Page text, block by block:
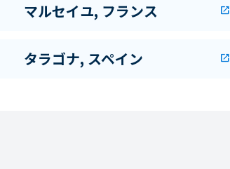
マルセイユ, フランス open_in_new
タラゴナ, スペイン open_in_new